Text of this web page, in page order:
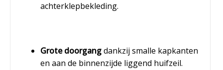
achterklepbekleding.
Grote doorgangdankzij smalle kapkanten
en aan de binnenzijde liggend huifzeil.